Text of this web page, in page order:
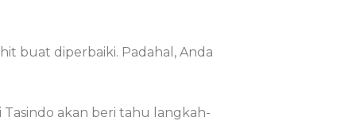
buat diperbaiki. Padahal, Anda
akan beri tahu langkah-